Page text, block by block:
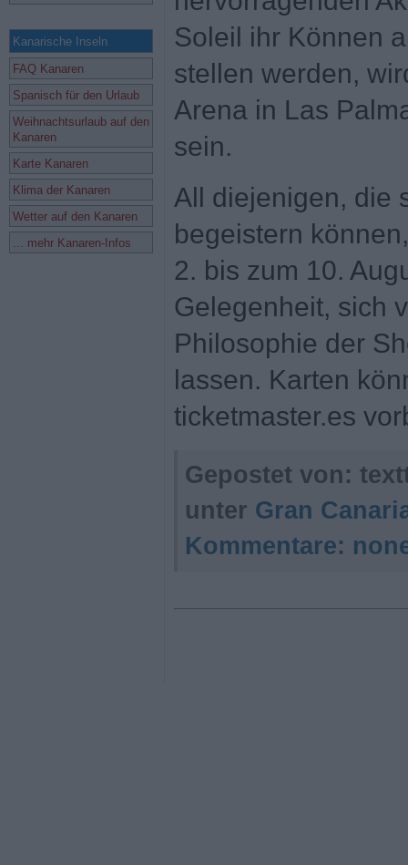
Kanarische Inseln
FAQ Kanaren
Spanisch für den Urlaub
Weihnachtsurlaub auf den
Kanaren
Karte Kanaren
Klima der Kanaren
Wetter auf den Kanaren
... mehr Kanaren-Infos
Soleil ihr Können
stellen werden,
Arena in Las
sein.
All diejenigen, die
begeistern
2. bis zum 10.
Gelegenheit, sich
Philosophie der
lassen. Karten
ticketmaster.es
Gepostet von:
unter Gran
Kommentare: